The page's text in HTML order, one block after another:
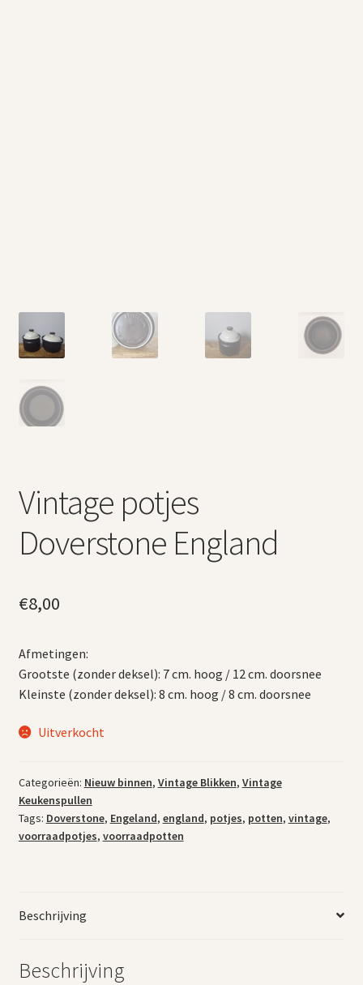
Vintage potjes
Doverstone England
€8,00
Afmetingen:
Grootste (zonder deksel): 7 cm. hoog / 12 cm. doorsnee
Kleinste (zonder deksel): 8 cm. hoog / 8 cm. doorsnee
Uitverkocht
Categorieën: Nieuw binnen, Vintage Blikken, Vintage
Keukenspullen
Tags: Doverstone, Engeland, england, potjes, potten, vintage,
voorraadpotjes, voorraadpotten
Beschrijving
Beschrijving